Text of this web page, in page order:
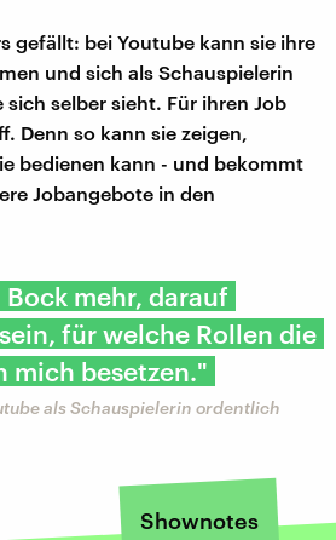
gefällt: bei Youtube kann sie ihre
und sich als Schauspielerin
sich selber sieht. Für ihren Job
Denn so kann sie zeigen,
bedienen kann - und bekommt
Jobangebote in den
mehr, darauf
für welche Rollen die
mich besetzen."
als Schauspielerin ordentlich
Shownotes